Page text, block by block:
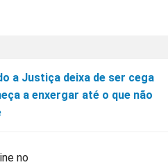
a Justiça deixa de ser cega
a enxergar até o que não
no